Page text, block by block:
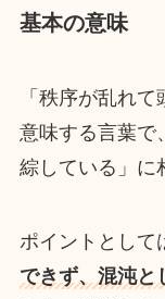
基本の意味
「秩序が乱れ
意味する言葉で
綜している」に
ポイントとして
できず、混沌と